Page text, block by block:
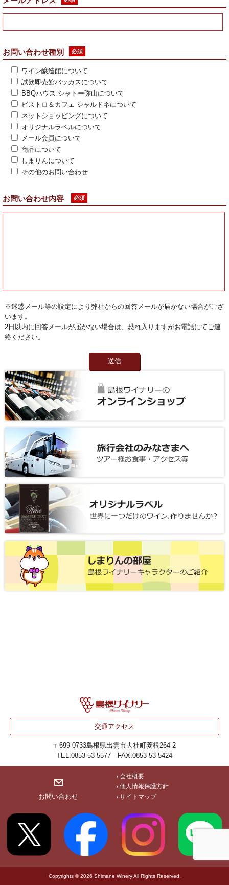
お問い合わせ種別 必須
ワイン醸造館について
試飲即売館バッカスについて
BBQハウス シャトー弥山について
ビストロ＆カフェ シャルドネについて
ネットショッピングについて
オリジナルラベルについて
メール会員について
商品について
しまりんについて
その他のお問い合わせ
お問い合わせ内容 必須
※迷惑メール等の設定により弊社からの回答メールが届かない場合がござ
います。
2日以内に回答メールが届かない場合は、恐れ入りますがお電話にてご連
絡ください。
交通アクセス
〒699-0733島根県出雲市大社町菱根264-2
TEL.0853-53-5577 FAX.0853-53-5424
お問い合わせ
会社概要
個人情報保護方針
サイトマップ
Copyrights © 2026 Shimane Winery All Rights Reserved.